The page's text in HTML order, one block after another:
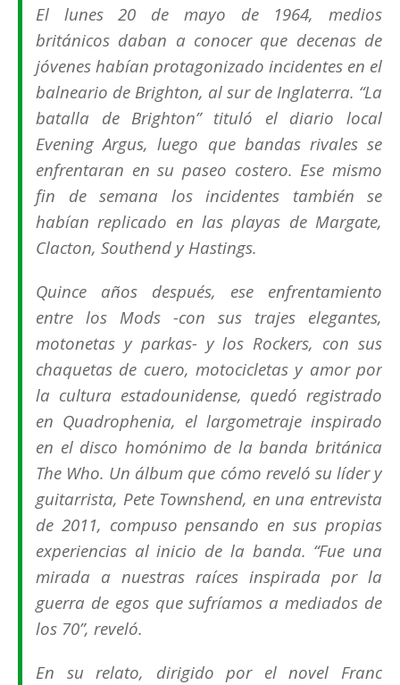
El lunes 20 de mayo de 1964, medios
británicos daban a conocer que decenas de
jóvenes habían protagonizado incidentes en el
balneario de Brighton, al sur de Inglaterra. “La
batalla de Brighton” tituló el diario local
Evening Argus, luego que bandas rivales se
enfrentaran en su paseo costero. Ese mismo
fin de semana los incidentes también se
habían replicado en las playas de Margate,
Clacton, Southend y Hastings.
Quince años después, ese enfrentamiento
entre los Mods -con sus trajes elegantes,
motonetas y parkas- y los Rockers, con sus
chaquetas de cuero, motocicletas y amor por
la cultura estadounidense, quedó registrado
en Quadrophenia, el largometraje inspirado
en el disco homónimo de la banda británica
The Who. Un álbum que cómo reveló su líder y
guitarrista, Pete Townshend, en una entrevista
de 2011, compuso pensando en sus propias
experiencias al inicio de la banda. “Fue una
mirada a nuestras raíces inspirada por la
guerra de egos que sufríamos a mediados de
los 70”, reveló.
En su relato, dirigido por el novel Franc